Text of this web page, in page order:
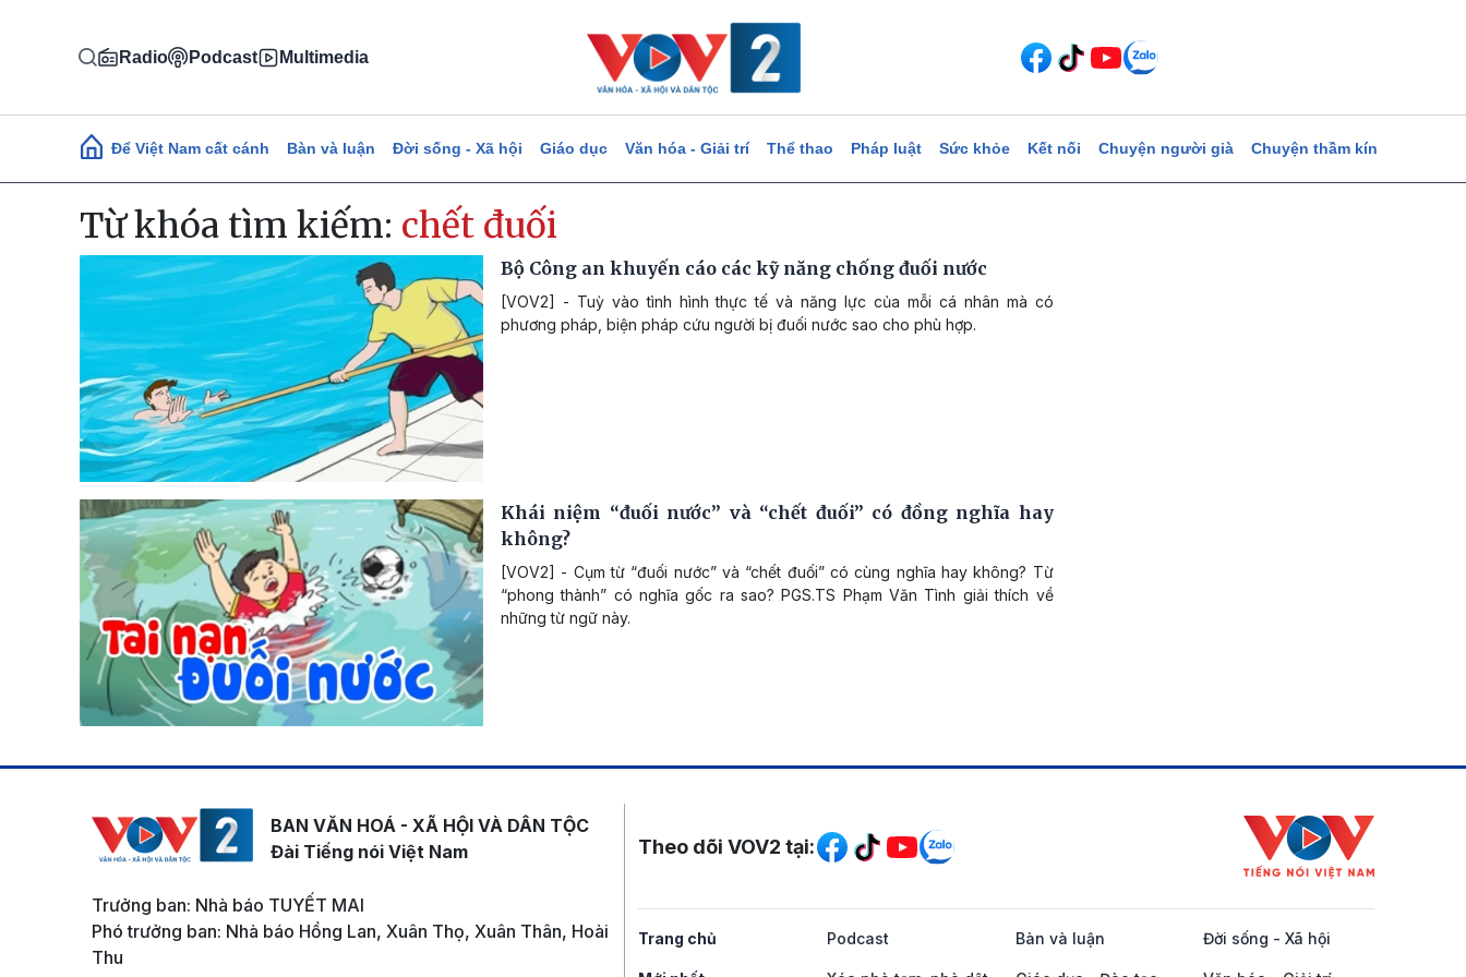
Radio Podcast Multimedia
Main navigation
Để Việt Nam cất cánh Bàn và luận Đời sống - Xã hội Giáo dục Văn hóa - Giải trí Thể thao Pháp luật Sức khỏe Kết nối Chuyện người già Chuyện thầm kín
Từ khóa tìm kiếm: chết đuối
Bộ Công an khuyến cáo các kỹ năng chống đuối nước
[VOV2] - Tuỳ vào tình hình thực tế và năng lực của mỗi cá nhân mà có
phương pháp, biện pháp cứu người bị đuối nước sao cho phù hợp.
Khái niệm “đuối nước” và “chết đuối” có đồng nghĩa hay
không?
[VOV2] - Cụm từ “đuối nước” và “chết đuối” có cùng nghĩa hay không? Từ
“phong thành” có nghĩa gốc ra sao? PGS.TS Phạm Văn Tình giải thích về
những từ ngữ này.
BAN VĂN HOÁ - XÃ HỘI VÀ DÂN TỘC
Đài Tiếng nói Việt Nam
Trưởng ban: Nhà báo TUYẾT MAI
Phó trưởng ban: Nhà báo Hồng Lan, Xuân Thọ, Xuân Thân, Hoài
Thu
Mạng xã hội
Theo dõi VOV2 tại:
Trang chủ Podcast Bàn và luận Đời sống - Xã hội